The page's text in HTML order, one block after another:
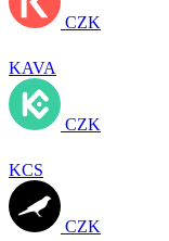
CZK
KAVA
CZK
KCS
CZK